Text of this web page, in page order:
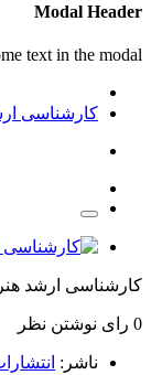
Modal Header
text in the modal.
کارشناسی
کارشناسی ارشد
0 رای نوشتن نظر
ناشر: